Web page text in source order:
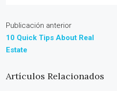
Publicación anterior
10 Quick Tips About Real
Estate
Artículos Relacionados